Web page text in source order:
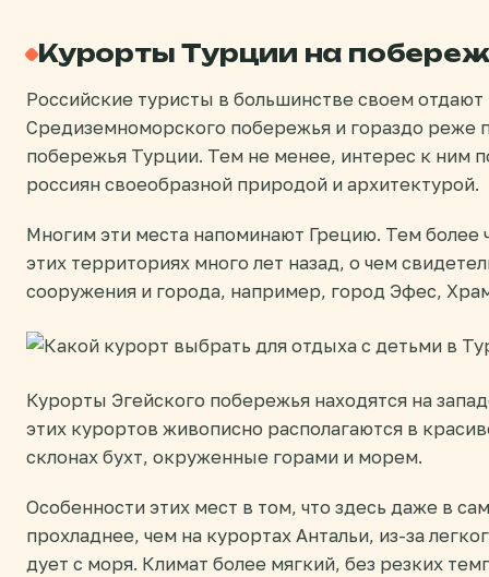
Курорты Турции на
Российские туристы в большинстве своем
Средиземноморского побережья и гораздо реже
побережья Турции. Тем не менее, интерес к ним
россиян своеобразной природой и архитектурой.
Многим эти места напоминают Грецию. Тем более
этих территориях много лет назад, о чем
сооружения и города, например, город Эфес,
Курорты Эгейского побережья находятся на
этих курортов живописно располагаются в
склонах бухт, окруженные горами и морем.
Особенности этих мест в том, что здесь даже в
прохладнее, чем на курортах Антальи, из-за
дует с моря. Климат более мягкий, без резких